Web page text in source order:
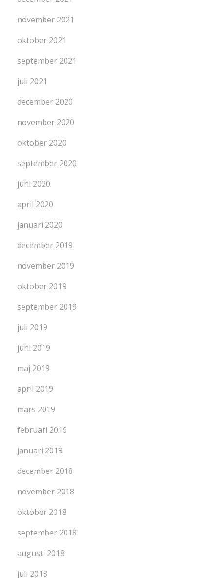
november 2021
oktober 2021
september 2021
juli 2021
december 2020
november 2020
oktober 2020
september 2020
juni 2020
april 2020
januari 2020
december 2019
november 2019
oktober 2019
september 2019
juli 2019
juni 2019
maj 2019
april 2019
mars 2019
februari 2019
januari 2019
december 2018
november 2018
oktober 2018
september 2018
augusti 2018
juli 2018